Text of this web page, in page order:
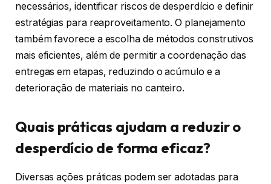
necessários, identificar riscos de desperdício e definir
estratégias para reaproveitamento. O planejamento
também favorece a escolha de métodos construtivos
mais eficientes, além de permitir a coordenação das
entregas em etapas, reduzindo o acúmulo e a
deterioração de materiais no canteiro.
Quais práticas ajudam a reduzir o
desperdício de forma eficaz?
Diversas ações práticas podem ser adotadas para